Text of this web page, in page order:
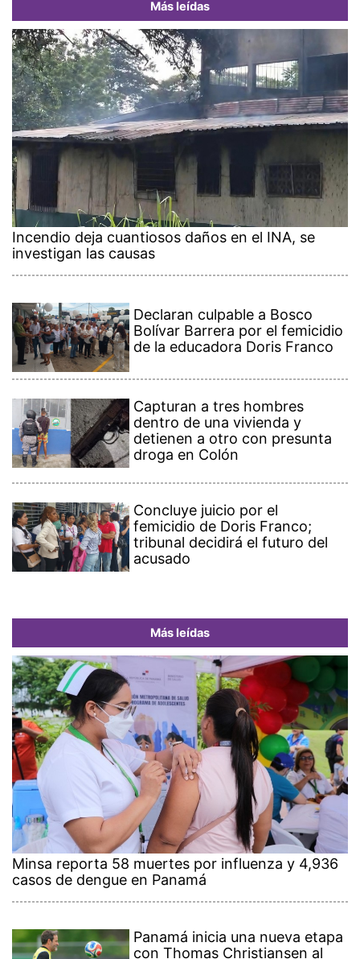
Más leídas
Incendio deja cuantiosos daños en el INA, se
investigan las causas
Declaran culpable a Bosco
Bolívar Barrera por el femicidio
de la educadora Doris Franco
Capturan a tres hombres
dentro de una vivienda y
detienen a otro con presunta
droga en Colón
Concluye juicio por el
femicidio de Doris Franco;
tribunal decidirá el futuro del
acusado
Más leídas
Minsa reporta 58 muertes por influenza y 4,936
casos de dengue en Panamá
Panamá inicia una nueva etapa
con Thomas Christiansen al